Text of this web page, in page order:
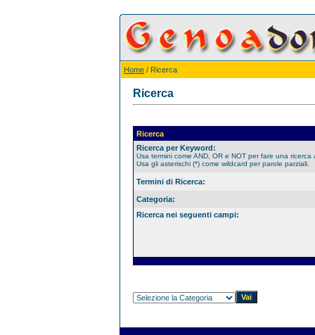
Home / Ricerca
Ricerca
Ricerca
Ricerca per Keyword:
Usa termini come AND, OR e NOT per fare una ricerca
Usa gli asterischi (*) come wildcard per parole parziali.
Termini di Ricerca:
Categoria:
Ricerca nei seguenti campi: